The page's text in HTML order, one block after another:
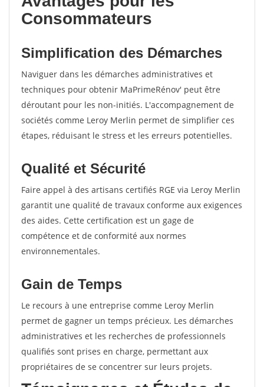
Consommateurs
Simplification des Démarches
Naviguer dans les démarches administratives et
techniques pour obtenir MaPrimeRénov' peut être
déroutant pour les non-initiés. L'accompagnement de
sociétés comme Leroy Merlin permet de simplifier ces
étapes, réduisant le stress et les erreurs potentielles.
Qualité et Sécurité
Faire appel à des artisans certifiés RGE via Leroy Merlin
garantit une qualité de travaux conforme aux exigences
des aides. Cette certification est un gage de
compétence et de conformité aux normes
environnementales.
Gain de Temps
Le recours à une entreprise comme Leroy Merlin
permet de gagner un temps précieux. Les démarches
administratives et les recherches de professionnels
qualifiés sont prises en charge, permettant aux
propriétaires de se concentrer sur leurs projets.